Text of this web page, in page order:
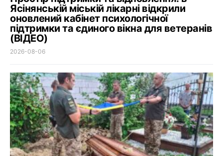
Ясінянській міській лікарні відкрили
оновлений кабінет психологічної
підтримки та єдиного вікна для ветеранів
(ВІДЕО)
2026-08-06